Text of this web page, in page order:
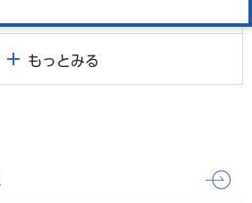
もっとみる